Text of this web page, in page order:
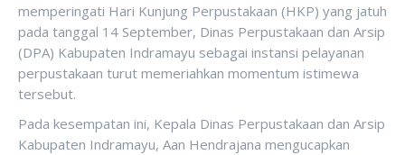
memperingati Hari Kunjung Perpustakaan (HKP) yang jatuh
pada tanggal 14 September, Dinas Perpustakaan dan Arsip
(DPA) Kabupaten Indramayu sebagai instansi pelayanan
perpustakaan turut memeriahkan momentum istimewa
tersebut.
Pada kesempatan ini, Kepala Dinas Perpustakaan dan Arsip
Kabupaten Indramayu, Aan Hendrajana mengucapkan